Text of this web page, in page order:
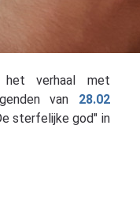
verhaal met
van 28.02
sterfelijke god" in